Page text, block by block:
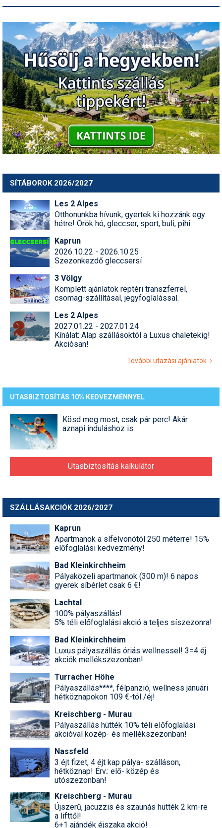
SÍTÁBOROK 2026/2027
Les 2 Alpes
Otthonunkba hívunk, gyertek ki hozzánk egy
hétre! Örök hó, gleccser, sport, buli, pihi
Kaprun
2026.10.22 - 2026.10.25
Szezonkezdő gleccsersí
3 Völgy
Komplett ajánlatok reptéri transzferrel,
csomag-szállításal, jegyfoglalással.
Les 2 Alpes
2027.01.22 - 2027.01.24
Kínálat: Alap szállásoktól a Luxus chaletekig!
Akciósan!
További utazási ajánlatok
UTASBIZTOSÍTÁS 10% KEDVEZMÉNNYEL
Kösd meg most, csak pár perc! Akár
aznapi induláshoz is.
Utasbiztosítás kalkulátor
SZÁLLÁSAKCIÓK 2026/2027
Kaprun
Apartmanok a sífelvonótól 250 méterre! 15%
előfoglalási kedvezmény!
Bad Kleinkirchheim
Pályaközeli apartmanok (300 m)! 6 napos
gyerek síbérlet csak 6 €!
Lachtal
100% pályaszállás!
5% téli előfoglalási akció a teljes síszezonra!
Bad Kleinkirchheim
Luxus pályaszállás óriás wellnessel! 3=4 éj
akciók mellékszezonban!
Turracher Höhe
Pályaszállás****, félpanzió, wellness januári
hétköznapokon 109 €-tól /éj!
Kreischberg - Murau
Pályaszállás hütték 10% téli előfoglalási
akcióval közép- és mellékszezonban!
Nassfeld
3 éjt fizet, 4 éjt kap pálya- szálláson,
hétköznap! Érv.: elő- közép és
utószezonban!
Kreischberg - Murau
Újszerű, jacuzzis és szaunás hütték 2 km-re
a lifttől!
6+1 ajándék éjszaka akció!